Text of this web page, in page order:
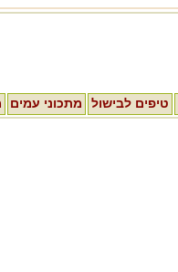
טיפים לבישול מתכוני עמים